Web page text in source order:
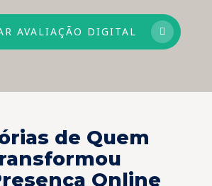
AVALIAÇÃO DIGITAL
de Quem
Online